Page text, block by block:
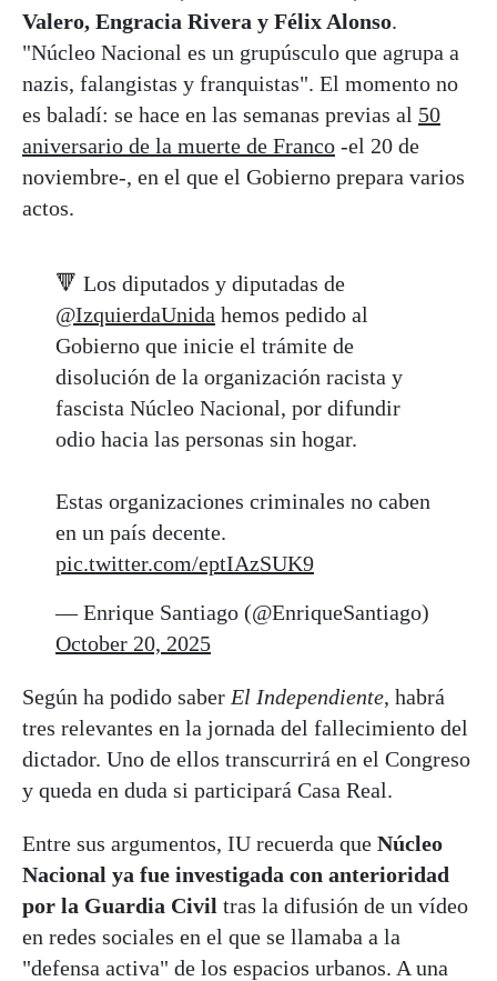
Valero, Engracia Rivera y Félix Alonso.
"Núcleo Nacional es un grupúsculo que agrupa a
nazis, falangistas y franquistas". El momento no
es baladí: se hace en las semanas previas al 50
aniversario de la muerte de Franco -el 20 de
noviembre-, en el que el Gobierno prepara varios
actos.
🔻 Los diputados y diputadas de
@IzquierdaUnida hemos pedido al
Gobierno que inicie el trámite de
disolución de la organización racista y
fascista Núcleo Nacional, por difundir
odio hacia las personas sin hogar.
Estas organizaciones criminales no caben
en un país decente.
pic.twitter.com/eptIAzSUK9
— Enrique Santiago (@EnriqueSantiago)
October 20, 2025
Según ha podido saber El Independiente, habrá
tres relevantes en la jornada del fallecimiento del
dictador. Uno de ellos transcurrirá en el Congreso
y queda en duda si participará Casa Real.
Entre sus argumentos, IU recuerda que Núcleo
Nacional ya fue investigada con anterioridad
por la Guardia Civil tras la difusión de un vídeo
en redes sociales en el que se llamaba a la
"defensa activa" de los espacios urbanos. A una